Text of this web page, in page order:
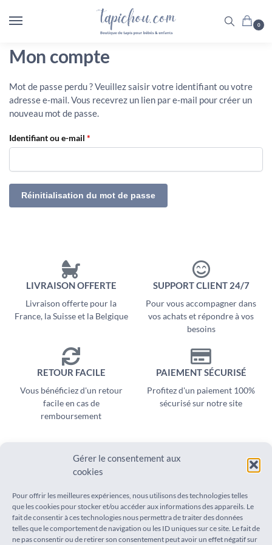
Gérer le consentement aux
cookies
Pour offrir les meilleures expériences, nous utilisons des technologies telles
que les cookies pour stocker et/ou accéder aux informations des appareils. Le
fait de consentir à ces technologies nous permettra de traiter des données
telles que le comportement de navigation ou les ID uniques sur ce site. Le fait de
ne pas consentir ou de retirer son consentement peut avoir un effet négatif sur
0
Mon compte
Mot de passe perdu ? Veuillez saisir votre identifiant ou votre
adresse e-mail. Vous recevrez un lien par e-mail pour créer un
nouveau mot de passe.
Identifiant ou e-mail *
Réinitialisation du mot de passe
LIVRAISON OFFERTE
Livraison offerte pour la
France, la Suisse et la Belgique
SUPPORT CLIENT 24/7
Pour vous accompagner dans
vos achats et répondre à vos
besoins
RETOUR FACILE
Vous bénéficiez d'un retour
facile en cas de
remboursement
PAIEMENT SÉCURISÉ
Profitez d'un paiement 100%
sécurisé sur notre site
Instagram
Pinterest
Suivi de commande
Foire aux questions
Livraison